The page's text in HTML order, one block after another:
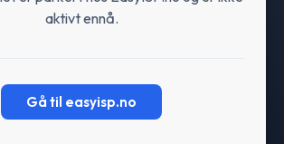
aktivt ennå.
Gå til easyisp.no